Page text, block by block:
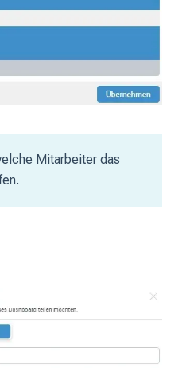
Mitarbeiter das